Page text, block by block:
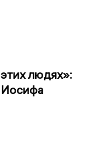
людях»:
Иосифа